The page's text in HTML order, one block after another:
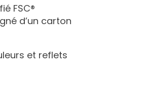
FSC®
d’un carton
et reflets